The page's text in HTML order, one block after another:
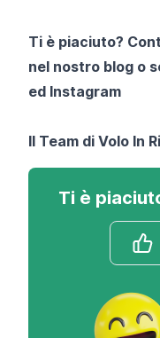
Ti è piaciuto?
nel nostro blog o
ed Instagram
Il Team di Volo In
Ti è